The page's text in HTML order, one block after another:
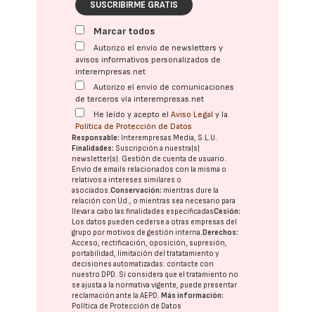
SUSCRIBIRME GRATIS
Marcar todos
Autorizo el envío de newsletters y
avisos informativos personalizados de
interempresas.net
Autorizo el envío de comunicaciones
de terceros vía interempresas.net
He leído y acepto elAviso Legal y la
Política de Protección de Datos
Responsable: Interempresas Media, S.L.U.
Finalidades: Suscripción a nuestra(s)
newsletter(s). Gestión de cuenta de usuario.
Envío de emails relacionados con la misma o
relativos a intereses similares o
asociados.Conservación: mientras dure la
relación con Ud., o mientras sea necesario para
llevar a cabo las finalidades especificadasCesión:
Los datos pueden cederse a otras empresas del
grupo por motivos de gestión interna. Derechos:
Acceso, rectificación, oposición, supresión,
portabilidad, limitación del tratatamiento y
decisiones automatizadas: contacte con
nuestro DPD. Si considera que el tratamiento no
se ajusta a la normativa vigente, puede presentar
reclamación ante laAEPD. Más información:
Política de Protección de Datos